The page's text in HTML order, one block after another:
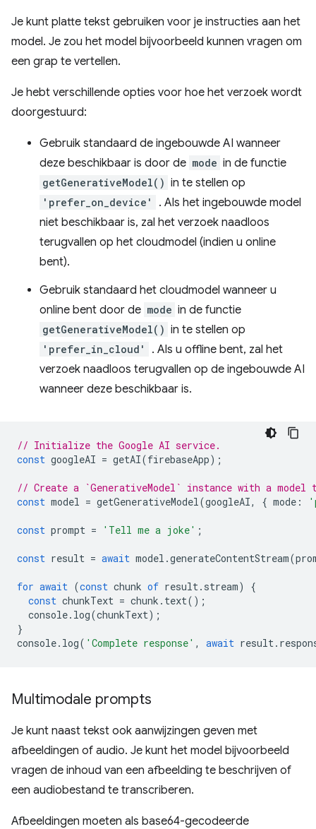
Je kunt platte tekst gebruiken voor je instructies aan het
model. Je zou het model bijvoorbeeld kunnen vragen om
een ​​grap te vertellen.
Je hebt verschillende opties voor hoe het verzoek wordt
doorgestuurd:
Gebruik standaard de ingebouwde AI wanneer
deze beschikbaar is door de mode in de functie
getGenerativeModel() in te stellen op
'prefer_on_device'
. Als het ingebouwde model
niet beschikbaar is, zal het verzoek naadloos
terugvallen op het cloudmodel (indien u online
bent).
Gebruik standaard het cloudmodel wanneer u
online bent door de mode in de functie
getGenerativeModel() in te stellen op
'prefer_in_cloud'
. Als u offline bent, zal het
verzoek naadloos terugvallen op de ingebouwde AI
wanneer deze beschikbaar is.
// Initialize the Google AI service.
const googleAI = getAI(firebaseApp);
// Create a `GenerativeModel` instance with a model
const model = getGenerativeModel(googleAI, { mode :
const prompt = 'Tell me a joke' ;
const result = await model .generateContentStream(
for await (const chunk of result. stream)
{
const chunkText = chunk . text();
console. log(chunkText);
}
console. log( 'Complete response' , await result.
Multimodale prompts
Je kunt naast tekst ook aanwijzingen geven met
afbeeldingen of audio. Je kunt het model bijvoorbeeld
vragen de inhoud van een afbeelding te beschrijven of
een audiobestand te transcriberen.
Afbeeldingen moeten als base64-gecodeerde